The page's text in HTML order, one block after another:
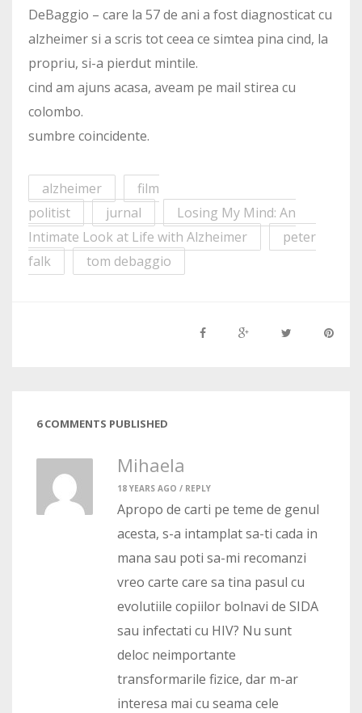
DeBaggio – care la 57 de ani a fost diagnosticat cu
alzheimer si a scris tot ceea ce simtea pina cind, la
propriu, si-a pierdut mintile.
cind am ajuns acasa, aveam pe mail stirea cu
colombo.
sumbre coincidente.
alzheimer
film
politist
jurnal
Losing My Mind: An
Intimate Look at Life with Alzheimer
peter
falk
tom debaggio
6 COMMENTS PUBLISHED
Mihaela
18 YEARS AGO / REPLY
Apropo de carti pe teme de genul
acesta, s-a intamplat sa-ti cada in
mana sau poti sa-mi recomanzi
vreo carte care sa tina pasul cu
evolutiile copiilor bolnavi de SIDA
sau infectati cu HIV? Nu sunt
deloc neimportante
transformarile fizice, dar m-ar
interesa mai cu seama cele